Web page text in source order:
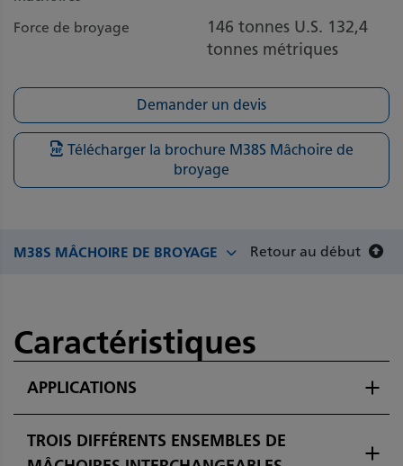
Force de broyage 146 tonnes U.S. 132,4
tonnes métriques
Demander un devis
Télécharger la brochure M38S Mâchoire de
broyage
M38S MÂCHOIRE DE BROYAGE Retour au début
Caractéristiques
APPLICATIONS
TROIS DIFFÉRENTS ENSEMBLES DE